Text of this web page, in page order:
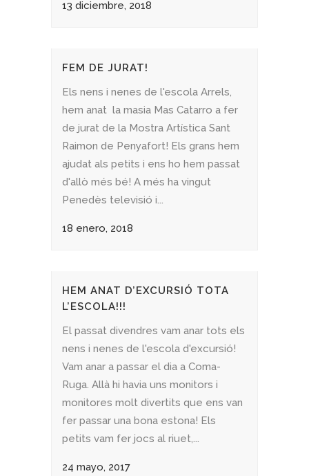
13 diciembre, 2018
FEM DE JURAT!
Els nens i nenes de l'escola Arrels,
hem anat la masia Mas Catarro a fer
de jurat de la Mostra Artística Sant
Raimon de Penyafort! Els grans hem
ajudat als petits i ens ho hem passat
d'allò més bé! A més ha vingut
Penedès televisió i...
18 enero, 2018
HEM ANAT D’EXCURSIÓ TOTA
L’ESCOLA!!!
El passat divendres vam anar tots els
nens i nenes de l'escola d'excursió!
Vam anar a passar el dia a Coma-
Ruga. Allà hi havia uns monitors i
monitores molt divertits que ens van
fer passar una bona estona! Els
petits vam fer jocs al riuet,...
24 mayo, 2017